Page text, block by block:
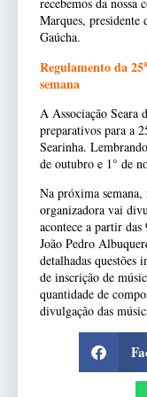
Marques, presidente
Gaúcha.
Regulamento da 25a
semana
A Associação Seara
preparativos para a
Searinha.
de outubro e 1° de
Na próxima
organizadora vai
acontece a partir
João Pedro
detalhadas questões
de inscrição de
quantidade de
divulgação das